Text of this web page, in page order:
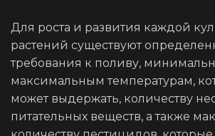
Для роста и развития каждой
растений существуют
требования к поливу,
максимальным температурам,
может выдержать, количеству
питательных веществ, а также